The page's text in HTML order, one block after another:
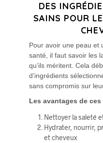
DES
SAINS POUR
Pour avoir une peau et
santé, il faut savoir les
qu’ils méritent. Cela
d’ingrédients
sans compromis sur
Les avantages de
Nettoyer la saleté
Hydrater, nourrir,
et cheveux